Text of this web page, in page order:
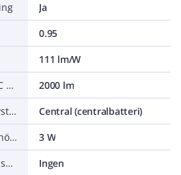
Ja
0.95
111 lm/W
Nominellt ljusflöde (IEC 62722-2-1)
2000 lm
Nöddriftförsörjningssystem
Central (centralbatteri)
Strömförbrukning vid nöddrift
3 W
Nöddriftsövervakningssystem
Ingen